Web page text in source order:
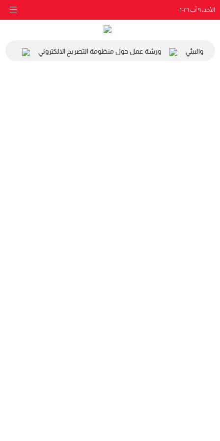
الأحد، ٩ آب ٢٠٢٦
والبيئي ورشة عمل حول منظومة التصريح الالكتروني